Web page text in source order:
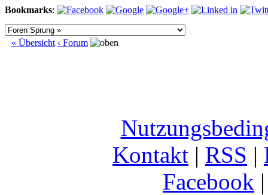
Bookmarks:
« Übersicht ‹ Forum
Kontakt | RSS |
Facebook